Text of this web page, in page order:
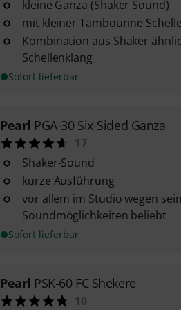
kleine Ganza (Shaker Sound)
mit kleiner Tambourine
Kombination aus Shaker
Schellenklang
Sofort lieferbar
Pearl PGA-30 Six-Sided Ganza
17
Shaker-Sound
kurze Ausführung
vor allem im Studio wegen
Soundmöglichkeiten beliebt
Sofort lieferbar
Pearl PSK-60 FC Shekere
10